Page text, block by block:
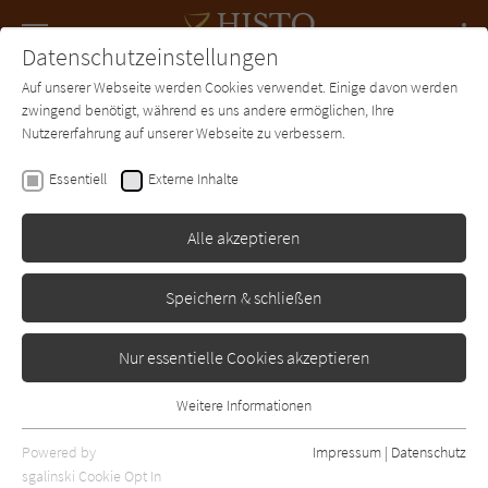
SUCHE Forum Charts Newsletter
Heather Cooper
Die Zeit der Rose
Erschienen: Januar 2017 Bibliogr. Angaben
Datenschutzeinstellungen
Auf unserer Webseite werden Cookies verwendet. Einige davon werden
zwingend benötigt, während es uns andere ermöglichen, Ihre
Nutzererfahrung auf unserer Webseite zu verbessern.
Essentiell Externe Inhalte
Alle akzeptieren
Speichern & schließen
Nur essentielle Cookies akzeptieren
Essentielle Cookies werden für grundlegende Funktionen der
Webseite benötigt. Dadurch ist gewährleistet, dass die Webseite
Weitere Informationen
Powered by
sgalinski Cookie Opt In
Impressum | Datenschutz